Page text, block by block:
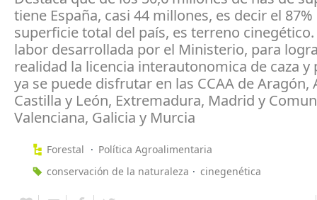
tiene España, casi 44 millones, es decir el 87%
superficie total del país, es terreno cinegético.
labor desarrollada por el Ministerio, para
realidad la licencia interautonomica de caza y
ya se puede disfrutar en las CCAA de Aragón,
Castilla y León, Extremadura, Madrid y
Valenciana, Galicia y Murcia
Forestal
Política Agroalimentaria
conservación de la naturaleza
cinegenética